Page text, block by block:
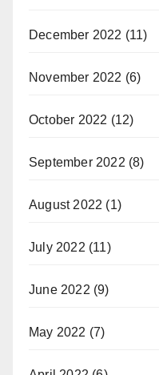
December 2022 (11)
November 2022 (6)
October 2022 (12)
September 2022 (8)
August 2022 (1)
July 2022 (11)
June 2022 (9)
May 2022 (7)